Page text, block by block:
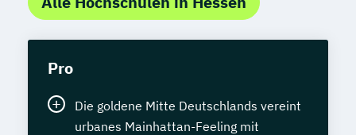
Pro
Die goldene Mitte Deutschlands vereint
urbanes Mainhattan-Feeling mit